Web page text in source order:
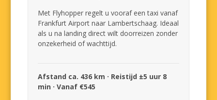
Met Flyhopper regelt u vooraf een taxi vanaf
Frankfurt Airport naar Lambertschaag. Ideaal
als u na landing direct wilt doorreizen zonder
onzekerheid of wachttijd.
Afstand ca. 436 km · Reistijd ±5 uur 8
min · Vanaf €545